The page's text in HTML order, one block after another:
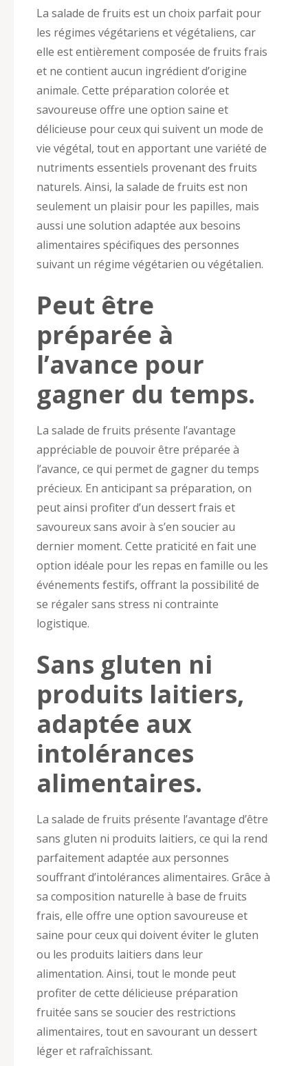
La salade de fruits est un choix parfait pour
les régimes végétariens et végétaliens, car
elle est entièrement composée de fruits frais
et ne contient aucun ingrédient d’origine
animale. Cette préparation colorée et
savoureuse offre une option saine et
délicieuse pour ceux qui suivent un mode de
vie végétal, tout en apportant une variété de
nutriments essentiels provenant des fruits
naturels. Ainsi, la salade de fruits est non
seulement un plaisir pour les papilles, mais
aussi une solution adaptée aux besoins
alimentaires spécifiques des personnes
suivant un régime végétarien ou végétalien.
Peut être
préparée à
l’avance pour
gagner du temps.
La salade de fruits présente l’avantage
appréciable de pouvoir être préparée à
l’avance, ce qui permet de gagner du temps
précieux. En anticipant sa préparation, on
peut ainsi profiter d’un dessert frais et
savoureux sans avoir à s’en soucier au
dernier moment. Cette praticité en fait une
option idéale pour les repas en famille ou les
événements festifs, offrant la possibilité de
se régaler sans stress ni contrainte
logistique.
Sans gluten ni
produits laitiers,
adaptée aux
intolérances
alimentaires.
La salade de fruits présente l’avantage d’être
sans gluten ni produits laitiers, ce qui la rend
parfaitement adaptée aux personnes
souffrant d’intolérances alimentaires. Grâce à
sa composition naturelle à base de fruits
frais, elle offre une option savoureuse et
saine pour ceux qui doivent éviter le gluten
ou les produits laitiers dans leur
alimentation. Ainsi, tout le monde peut
profiter de cette délicieuse préparation
fruitée sans se soucier des restrictions
alimentaires, tout en savourant un dessert
léger et rafraîchissant.